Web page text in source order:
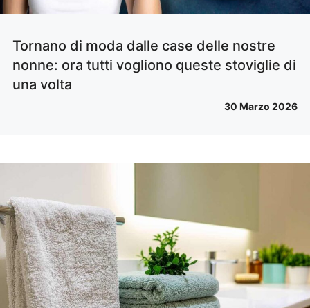
Tornano di moda dalle case delle nostre
nonne: ora tutti vogliono queste stoviglie di
una volta
30 Marzo 2026